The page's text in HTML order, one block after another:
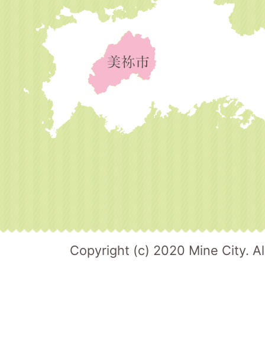
Copyright (c) 2020 Mine City.